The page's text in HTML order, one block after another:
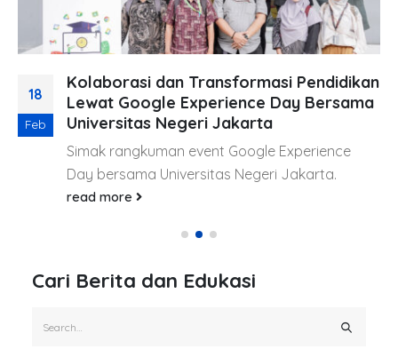
18
Feb
Kolaborasi dan Transformasi Pendidikan
Lewat Google Experience Day Bersama
Universitas Negeri Jakarta
Simak rangkuman event Google Experience
Day bersama Universitas Negeri Jakarta.
read more
Cari Berita dan Edukasi